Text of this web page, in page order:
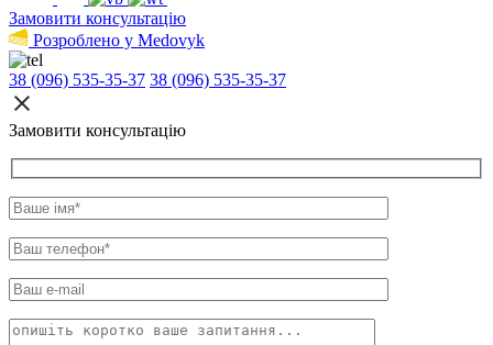
Замовити консультацію
Розроблено у Medovyk
38 (096) 535-35-37 38 (096) 535-35-37
Замовити консультацію